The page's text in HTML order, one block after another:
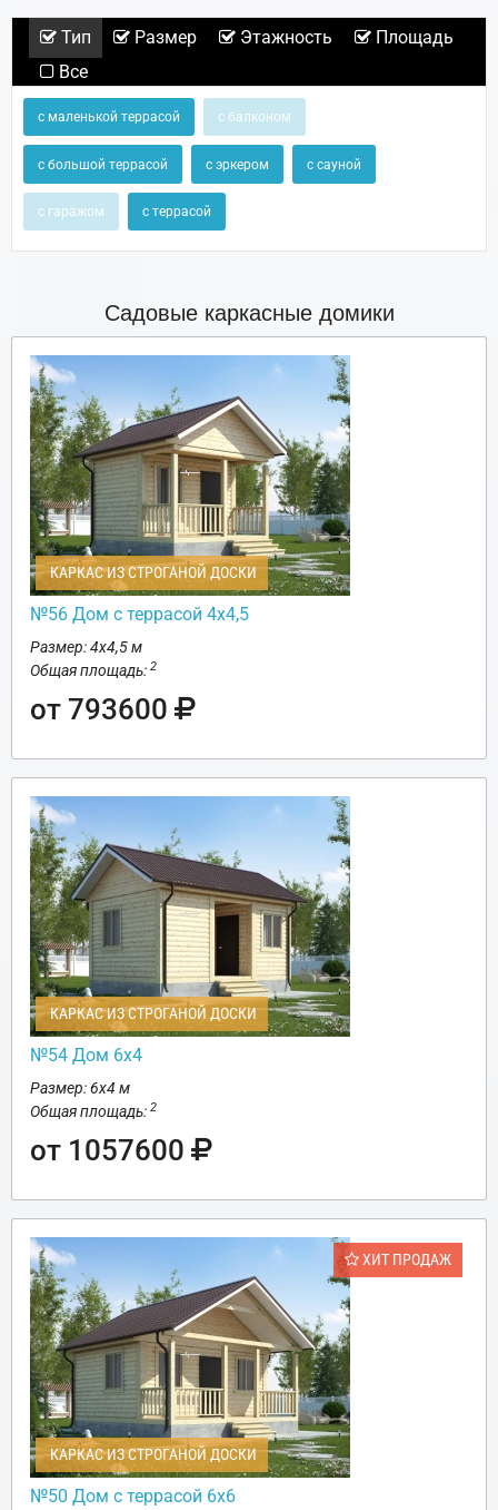
Тип Размер Этажность
Площадь
Все
с маленькой террасой с балконом
с большой террасой с эркером с сауной
с гаражом с террасой
Садовые каркасные домики
КАРКАС ИЗ СТРОГАНОЙ ДОСКИ
№56 Дом с террасой 4х4,5
Размер: 4х4,5 м
Общая площадь: 2
от 793600
КАРКАС ИЗ СТРОГАНОЙ ДОСКИ
№54 Дом 6х4
Размер: 6х4 м
Общая площадь: 2
от 1057600
ХИТ ПРОДАЖ
КАРКАС ИЗ СТРОГАНОЙ ДОСКИ
№50 Дом с террасой 6х6